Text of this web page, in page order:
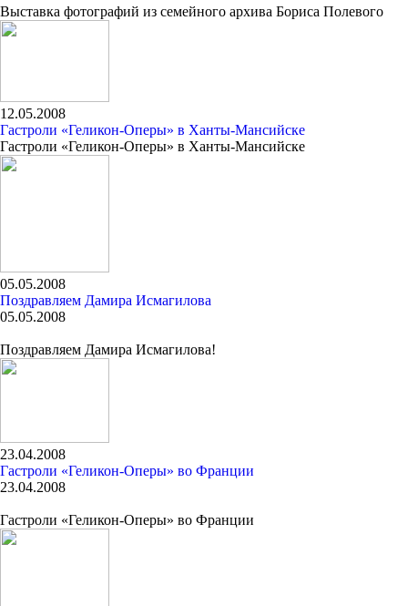
Выставка фотографий из семейного архива Бориса Полевого
12.05.2008
Гастроли «Геликон-Оперы» в Ханты-Мансийске
Гастроли «Геликон-Оперы» в Ханты-Мансийске
05.05.2008
Поздравляем Дамира Исмагилова
05.05.2008
Поздравляем Дамира Исмагилова!
23.04.2008
Гастроли «Геликон-Оперы» во Франции
23.04.2008
Гастроли «Геликон-Оперы» во Франции